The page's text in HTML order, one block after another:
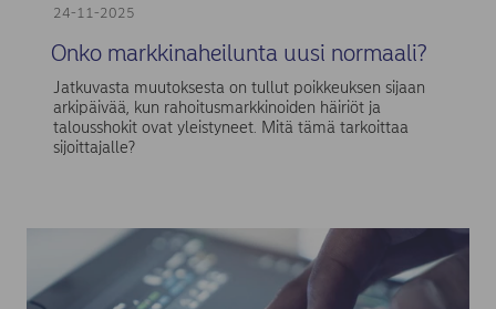
24-11-2025
Onko markkinaheilunta uusi normaali?
Jatkuvasta muutoksesta on tullut poikkeuksen sijaan
arkipäivää, kun rahoitusmarkkinoiden häiriöt ja
talousshokit ovat yleistyneet. Mitä tämä tarkoittaa
sijoittajalle?